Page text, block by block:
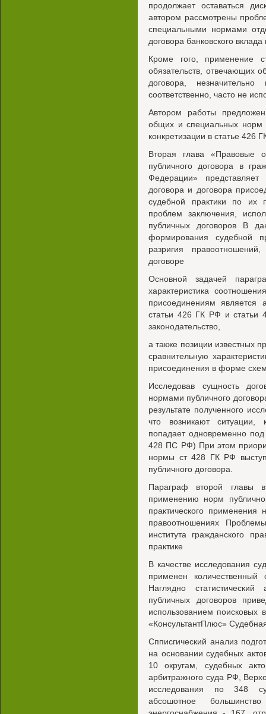
продолжает оставаться
автором рассмотрены
специальными нормами
договора банковского вклада
Кроме гого, применение
обязательств, отвечающих
договора,
соответственно, часто не
Автором работы
общих и специальных норм
конкретизации в статье 426
Вторая глава «Правовые
публичного договора в
Федерации» представляет
договора и договора
судебной практики по их
проблем заключения,
публичных договоров В
формирования судебной
разригия
договоре
Основной задачей
характеристика
присоединениям является
статьи 426 ГК РФ и статьи
законодательство,
а также позиции известных
сравнительную
присоединения в форме
Исследовав сущность
нормами публичного
результате полученного
что возникают ситуации,
попадает одновременно
428 ПС РФ) При этом
нормы ст 428 ГК РФ
публичного договора.
Параграф второй главы
применению норм
практического применения
правоотношениях
института гражданского
практике
В качестве исследования
применен
Наглядно
публичных договоров
использованием поисковых
«КонсультантПлюс»
Спписгический анализ
на основании судебных
10 округам, судебных
арбитражного суда РФ,
исследования по 348
абсошотное